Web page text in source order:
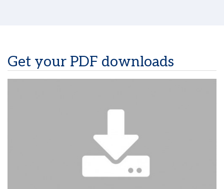
Get your PDF downloads